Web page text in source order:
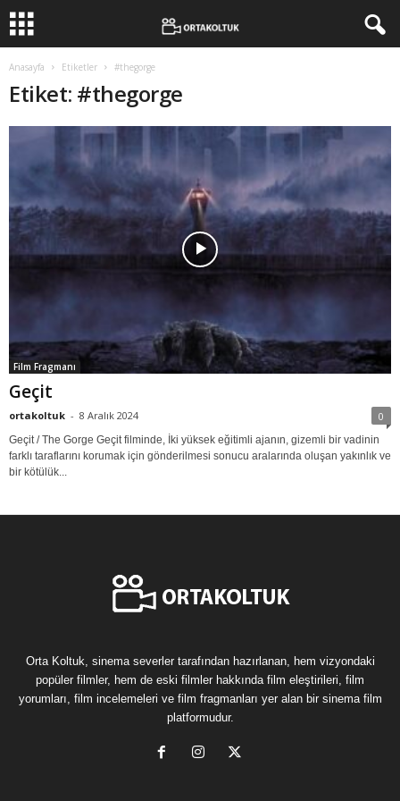
Anasayfa Etiketler #thegorge
Etiket: #thegorge
Film Fragmanı
Geçit
ortakoltuk - 8 Aralık 2024 0
Geçit / The Gorge Geçit filminde, İki yüksek eğitimli ajanın, gizemli bir vadinin
farklı taraflarını korumak için gönderilmesi sonucu aralarında oluşan yakınlık ve
bir kötülük...
Orta Koltuk, sinema severler tarafından hazırlanan, hem vizyondaki
popüler filmler, hem de eski filmler hakkında film eleştirileri, film
yorumları, film incelemeleri ve film fragmanları yer alan bir sinema film
platformudur.